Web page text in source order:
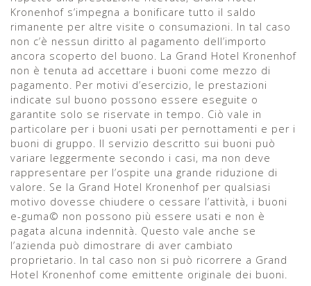
Kronenhof s’impegna a bonificare tutto il saldo
rimanente per altre visite o consumazioni. In tal caso
non c’è nessun diritto al pagamento dell’importo
ancora scoperto del buono. La Grand Hotel Kronenhof
non è tenuta ad accettare i buoni come mezzo di
pagamento. Per motivi d’esercizio, le prestazioni
indicate sul buono possono essere eseguite o
garantite solo se riservate in tempo. Ciò vale in
particolare per i buoni usati per pernottamenti e per i
buoni di gruppo. Il servizio descritto sui buoni può
variare leggermente secondo i casi, ma non deve
rappresentare per l’ospite una grande riduzione di
valore. Se la Grand Hotel Kronenhof per qualsiasi
motivo dovesse chiudere o cessare l’attività, i buoni
e-guma© non possono più essere usati e non è
pagata alcuna indennità. Questo vale anche se
l’azienda può dimostrare di aver cambiato
proprietario. In tal caso non si può ricorrere a Grand
Hotel Kronenhof come emittente originale dei buoni.